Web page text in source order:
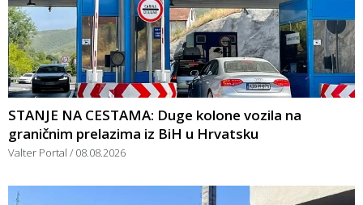
STANJE NA CESTAMA: Duge kolone vozila na
graničnim prelazima iz BiH u Hrvatsku
Valter Portal 08.08.2026